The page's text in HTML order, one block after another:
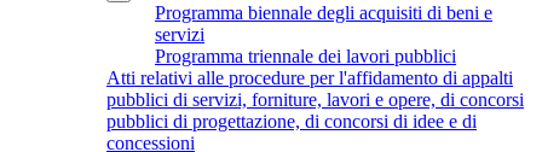
Programma biennale degli acquisiti di beni e
servizi
Programma triennale dei lavori pubblici
Atti relativi alle procedure per l'affidamento di appalti
pubblici di servizi, forniture, lavori e opere, di concorsi
pubblici di progettazione, di concorsi di idee e di
concessioni